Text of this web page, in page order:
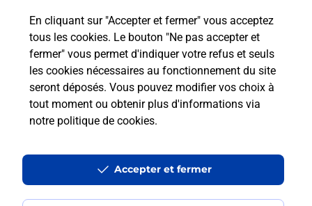
En cliquant sur "Accepter et fermer" vous acceptez
tous les cookies. Le bouton "Ne pas accepter et
fermer" vous permet d'indiquer votre refus et seuls
les cookies nécessaires au fonctionnement du site
seront déposés. Vous pouvez modifier vos choix à
tout moment ou obtenir plus d'informations via
notre politique de cookies.
Accepter et fermer
Combien de fautes pour le code de la
route ?